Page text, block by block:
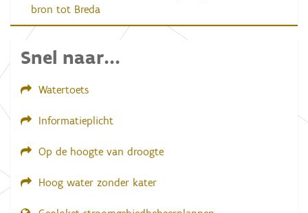
bron tot Breda
Snel naar...
Watertoets
Informatieplicht
Op de hoogte van droogte
Hoog water zonder kater